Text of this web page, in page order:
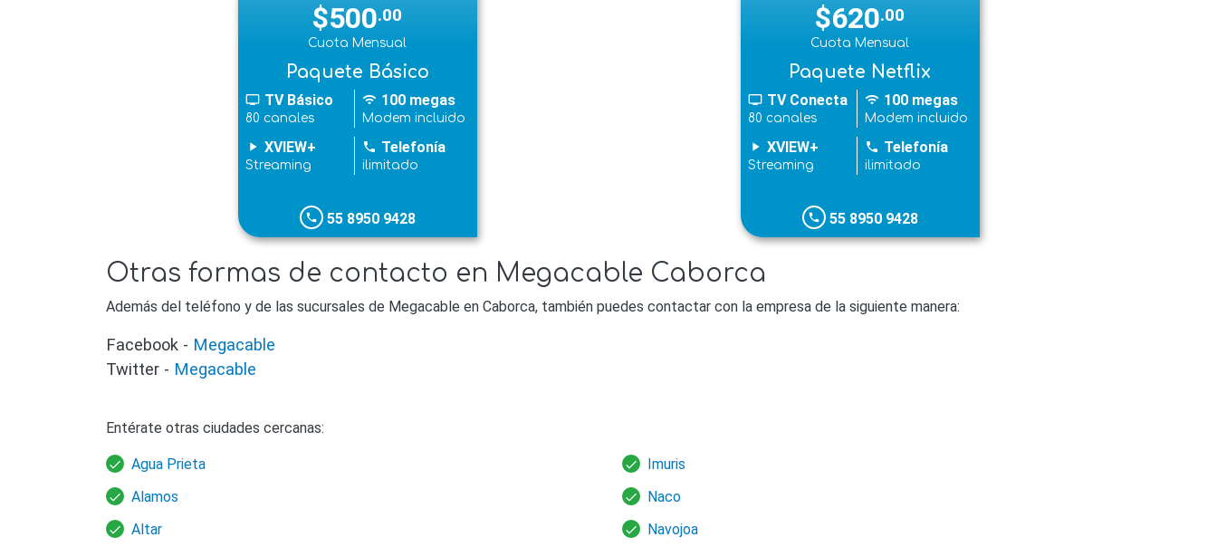
$500.00
Cuota Mensual
Paquete Básico
tv TV Básico
80 canales
wifi 100 megas
Modem incluido
play_arrow XVIEW+
Streaming
phone Telefonía
ilimitado
phone 55 8950 9428
$620.00
Cuota Mensual
Paquete Netflix
tv TV Conecta
80 canales
wifi 100 megas
Modem incluido
play_arrow XVIEW+
Streaming
phone Telefonía
ilimitado
phone 55 8950 9428
Otras formas de contacto en Megacable Caborca
Además del teléfono y de las sucursales de Megacable en Caborca, también puedes contactar con la empresa de la siguiente manera:
Facebook - Megacable
Twitter - Megacable
Entérate otras ciudades cercanas:
Agua Prieta
Alamos
Altar
Imuris
Naco
Navojoa